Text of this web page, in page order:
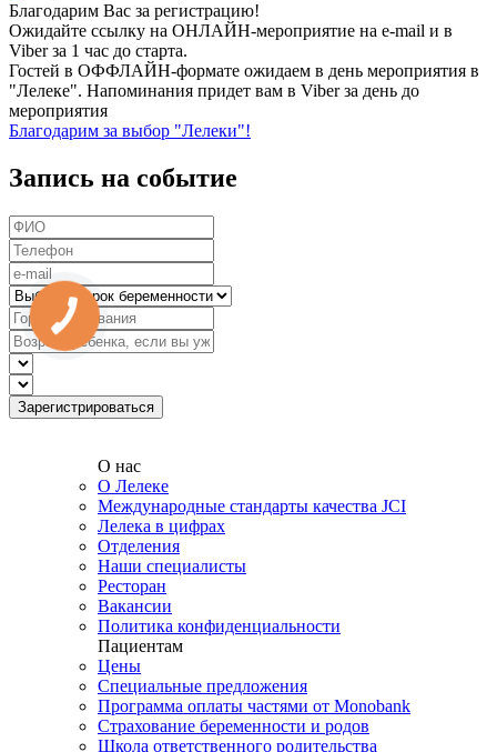
Благодарим Вас за регистрацию!
Ожидайте ссылку на ОНЛАЙН-мероприятие на e-mail и в
Viber за 1 час до старта.
Гостей в ОФФЛАЙН-формате ожидаем в день мероприятия в
"Лелеке". Напоминания придет вам в Viber за день до
мероприятия
Благодарим за выбор "Лелеки"!
Запись на событие
О нас
О Лелеке
Международные стандарты качества JCI
Лелека в цифрах
Отделения
Наши специалисты
Ресторан
Вакансии
Политика конфиденциальности
Пациентам
Цены
Специальные предложения
Программа оплаты частями от Monobank
Страхование беременности и родов
Школа ответственного родительства